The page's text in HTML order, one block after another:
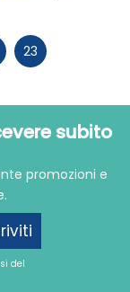
23
subito
promozioni e
del